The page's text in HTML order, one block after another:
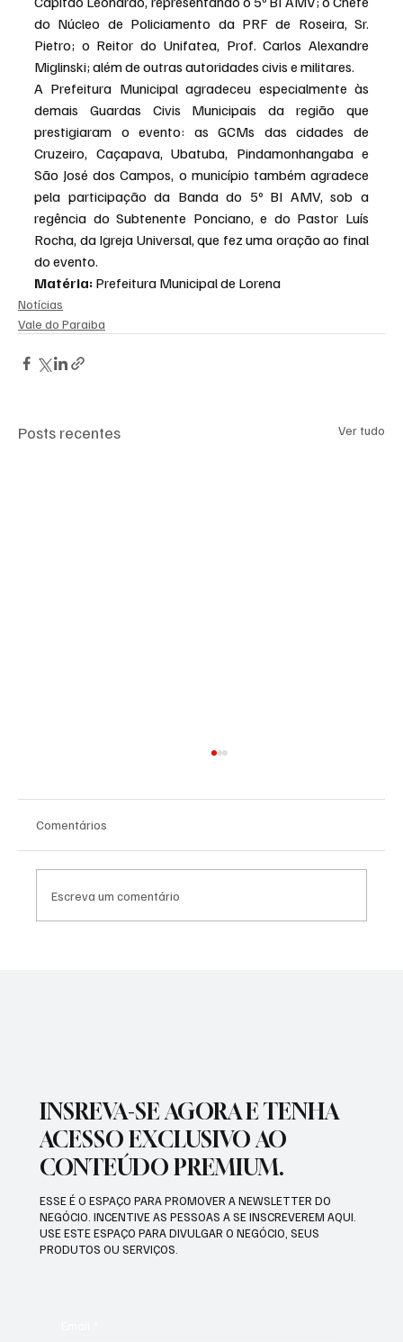
do Núcleo de Policiamento da PRF de Roseira, Sr.
Pietro; o Reitor do Unifatea, Prof. Carlos Alexandre
Miglinski; além de outras autoridades civis e militares.
A Prefeitura Municipal agradeceu especialmente às
demais Guardas Civis Municipais da região que
prestigiaram o evento: as GCMs das cidades de
Cruzeiro, Caçapava, Ubatuba, Pindamonhangaba e
São José dos Campos, o município também agradece
pela participação da Banda do 5º BI AMV, sob a
regência do Subtenente Ponciano, e do Pastor Luís
Rocha, da Igreja Universal, que fez uma oração ao final
do evento.
Matéria: Prefeitura Municipal de Lorena
Notícias
Vale do Paraiba
Posts recentes Ver tudo
Comentários
Escreva um comentário
INSREVA-SE AGORA E TENHA
ACESSO EXCLUSIVO AO
CONTEÚDO PREMIUM.
ESSE É O ESPAÇO PARA PROMOVER A NEWSLETTER DO
NEGÓCIO. INCENTIVE AS PESSOAS A SE INSCREVEREM AQUI.
USE ESTE ESPAÇO PARA DIVULGAR O NEGÓCIO, SEUS
PRODUTOS OU SERVIÇOS.